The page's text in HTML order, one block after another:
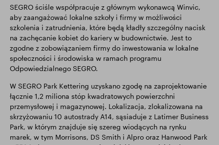
SEGRO ściśle współpracuje z głównym wykonawcą Winvic,
aby zaangażować lokalne szkoły i firmy w możliwości
szkolenia i zatrudnienia, które będą kładły szczególny nacisk
na zachęcanie kobiet do kariery w budownictwie. Jest to
zgodne z zobowiązaniem firmy do inwestowania w lokalne
społeczności i środowiska w ramach programu
Odpowiedzialnego SEGRO.
W SEGRO Park Kettering uzyskano zgodę na zaprojektowanie
łącznie 1,2 miliona stóp kwadratowych powierzchni
przemysłowej i magazynowej. Lokalizacja, zlokalizowana na
skrzyżowaniu 10 autostrady A14, sąsiaduje z Latimer Business
Park, w którym znajduje się szereg wiodących na rynku
marek, w tym Morrisons, DS Smith i Alpro oraz Hanwood Park